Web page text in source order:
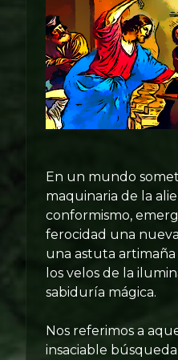
En un mundo
maquinaria de la
conformismo,
ferocidad una
una astuta
los velos de la
sabiduría mágica.
Nos referimos a
insaciable